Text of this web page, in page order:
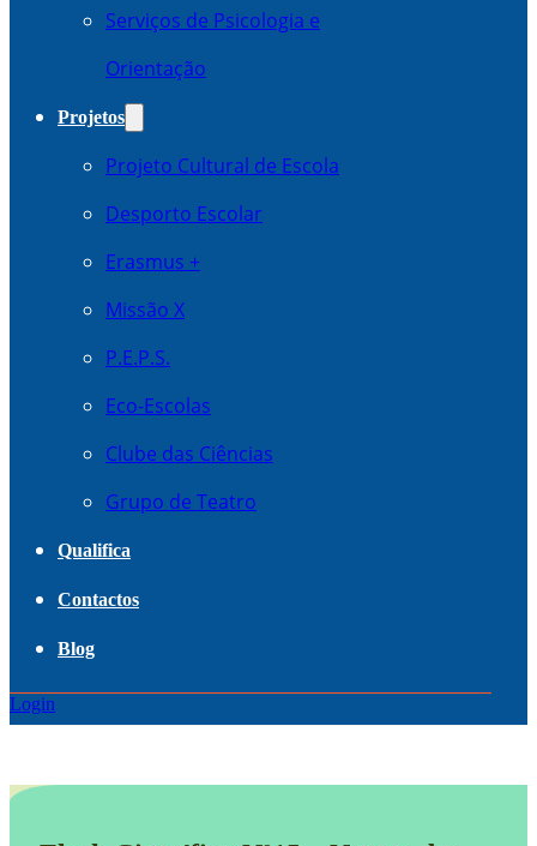
Serviços de Psicologia e
Orientação
Projetos
Projeto Cultural de Escola
Desporto Escolar
Erasmus +
Missão X
P.E.P.S.
Eco-Escolas
Clube das Ciências
Grupo de Teatro
Qualifica
Contactos
Blog
Login